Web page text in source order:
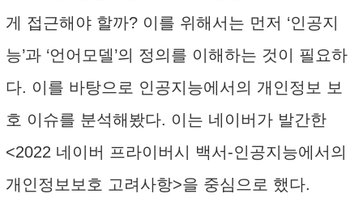
게 접근해야 할까? 이를 위해서는 먼저 ‘인공지
능’과 ‘언어모델’의 정의를 이해하는 것이 필요하
다. 이를 바탕으로 인공지능에서의 개인정보 보
호 이슈를 분석해봤다. 이는 네이버가 발간한
<2022 네이버 프라이버시 백서-인공지능에서의
개인정보보호 고려사항>을 중심으로 했다.